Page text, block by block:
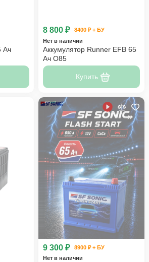
Ач
8 800 ₽
8400 ₽ + БУ
Нет в наличии
Аккумулятор Runner EFB 65
Ач Q85
Купить
9 300 ₽
8900 ₽ + БУ
Нет в наличии